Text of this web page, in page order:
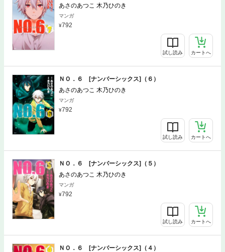
あさのあつこ 木乃ひのき
マンガ
792
試し読み カートへ
ＮＯ．６ [ナンバーシックス]（６）
あさのあつこ 木乃ひのき
マンガ
792
試し読み カートへ
ＮＯ．６ [ナンバーシックス]（５）
あさのあつこ 木乃ひのき
マンガ
792
試し読み カートへ
ＮＯ．６ [ナンバーシックス]（４）